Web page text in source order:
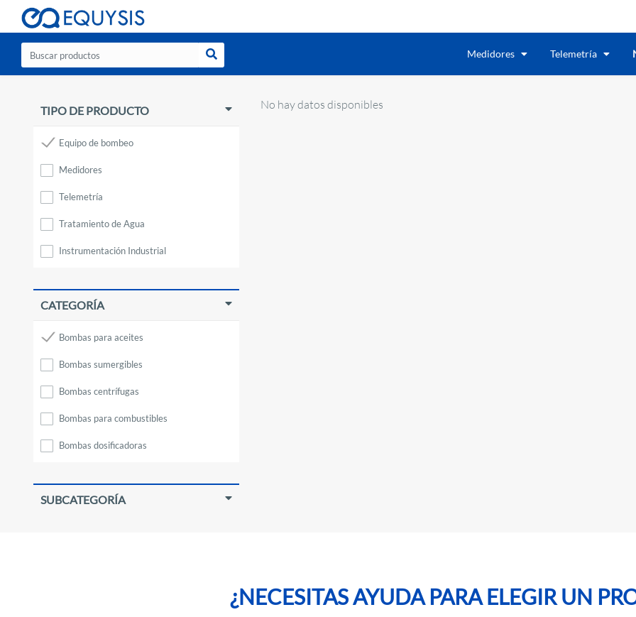
Medidores Telemetría
TIPO DE PRODUCTO
Equipo de bombeo
Medidores
Telemetría
Tratamiento de Agua
Instrumentación Industrial
Pozos Profundos Conagua
Válvulas de control
Manómetros
Juntas
Tubería
Accesorios
CATEGORÍA
Bombas para aceites
Bombas sumergibles
Bombas centrífugas
Bombas para combustibles
Bombas dosificadoras
Motobombas
SUBCATEGORÍA
No hay datos disponibles
¿NECESITAS AYUDA PARA ELEGIR UN